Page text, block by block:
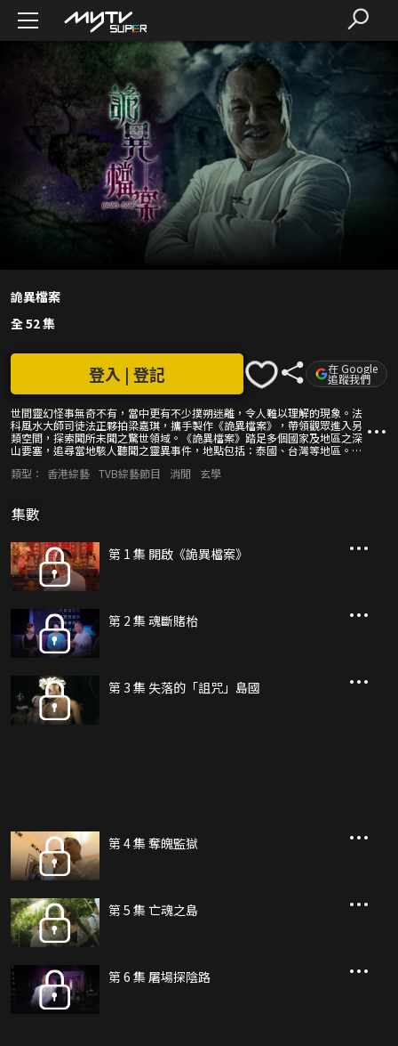
詭異檔案
全 52 集
世間靈幻怪事無奇不有，當中更有不少撲朔迷離，令人難以理解的現象。法
科風水大師司徒法正夥拍梁嘉琪，攜手製作《詭異檔案》，帶領觀眾進入另
類空間，探索聞所未聞之驚世領域。《詭異檔案》踏足多個國家及地區之深
山要塞，追尋當地駭人聽聞之靈異事件，地點包括：泰國、台灣等地區。節
淳道玄學總會會長方海閱、藝人劉雅麗、薛家燕等，分享個人之詭異靈幻經
登入 | 登記 在 Google
追蹤我們
類型： 香港綜藝 TVB綜藝節目 消閒 玄學
集數
第 1 集 開啟《詭異檔案》
第 2 集 魂斷賭枱
第 3 集 失落的「詛咒」島國
第 4 集 奪魄監獄
第 5 集 亡魂之島
第 6 集 屠場探陰路